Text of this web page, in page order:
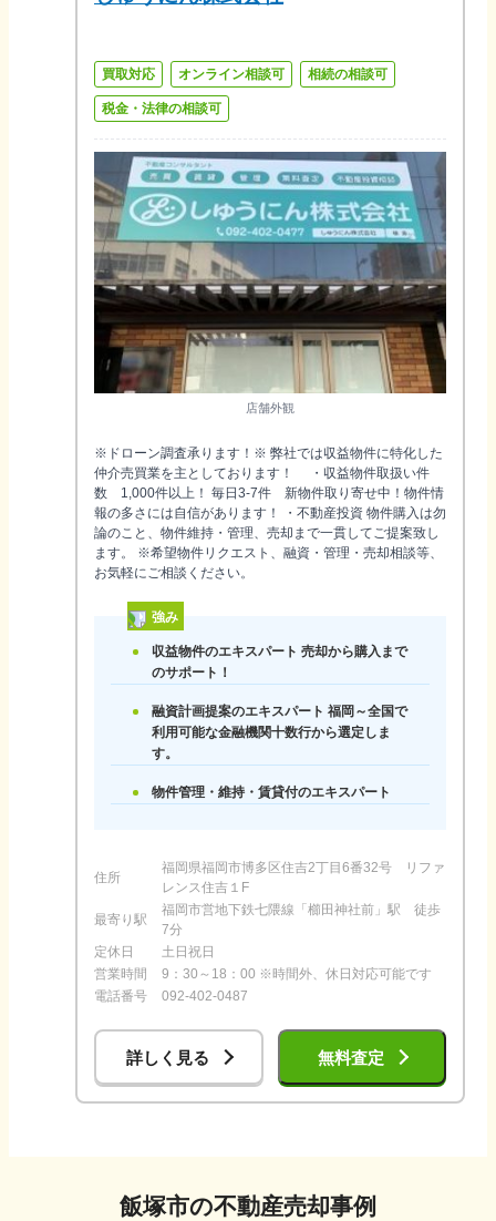
買取対応 オンライン相談可 相続の相談可
税金・法律の相談可
店舗外観
※ドローン調査承ります！※ 弊社では収益物件に特化した
仲介売買業を主としております！ ・収益物件取扱い件
数 1,000件以上！ 毎日3-7件 新物件取り寄せ中！物件情
報の多さには自信があります！ ・不動産投資 物件購入は勿
論のこと、物件維持・管理、売却まで一貫してご提案致し
ます。 ※希望物件リクエスト、融資・管理・売却相談等、
お気軽にご相談ください。
強み
収益物件のエキスパート 売却から購入まで
のサポート！
融資計画提案のエキスパート 福岡～全国で
利用可能な金融機関十数行から選定しま
す。
物件管理・維持・賃貸付のエキスパート
住所
福岡県福岡市博多区住吉2丁目6番32号 リファ
レンス住吉１F
最寄り駅
福岡市営地下鉄七隈線「櫛田神社前」駅 徒歩
7分
定休日
土日祝日
営業時間
9：30～18：00 ※時間外、休日対応可能です
電話番号
092-402-0487
詳しく見る 無料査定
飯塚市の不動産売却事例